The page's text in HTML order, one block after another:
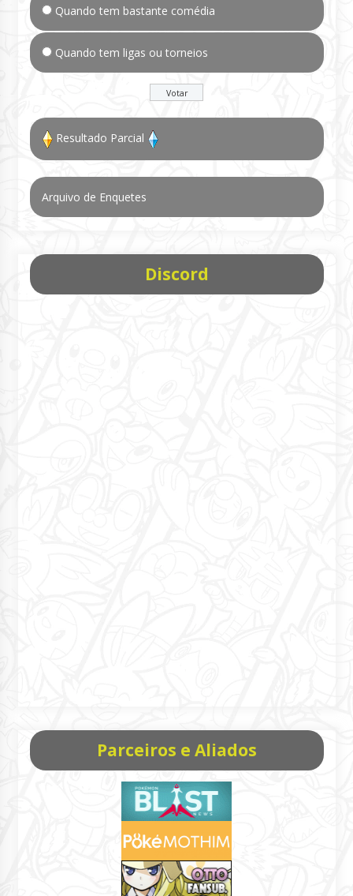
Quando tem bastante comédia
Quando tem ligas ou torneios
Resultado Parcial
Arquivo de Enquetes
Discord
Parceiros e Aliados